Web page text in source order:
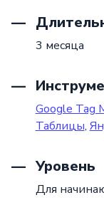
3 месяца
Google Tag
Таблицы,
Уровень
Для